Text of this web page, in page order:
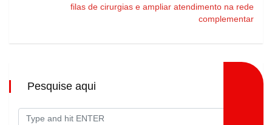
filas de cirurgias e ampliar atendimento na rede
complementar
Pesquise aqui